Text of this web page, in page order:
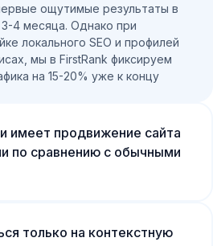
ощутимые результаты в
4 месяца. Однако при
локального SEO и профилей
мы в FirstRank фиксируем
на 15-20% уже к концу
имеет продвижение сайта
по сравнению с обычными
75% пациентов ищут
только на контекстную